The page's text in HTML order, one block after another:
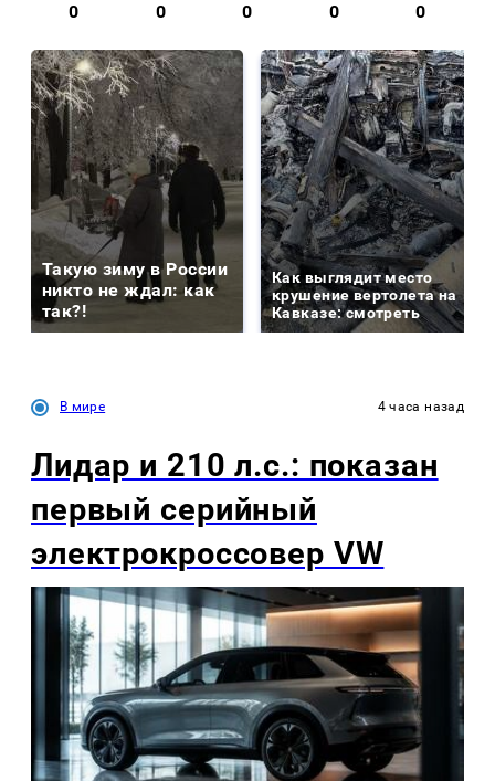
0 0 0 0 0
Такую зиму в России
никто не ждал: как
так?!
Как выглядит место
крушение вертолета на
Кавказе: смотреть
В мире 4 часа назад
Лидар и 210 л.с.: показан
первый серийный
электрокроссовер VW